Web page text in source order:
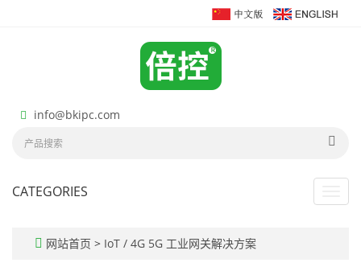
info@bkipc.com
CATEGORIES
网站首页 > IoT / 4G 5G 工业网关解决方案